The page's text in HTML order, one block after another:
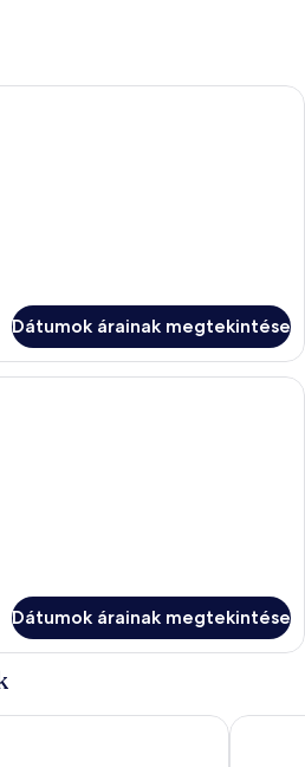
Egy hangulatos, sátortetővel ellátott
Dátumok árainak megtekintése
Egy hangulatos, sátortetővel ellátott
Dátumok árainak megtekintése
Hasan